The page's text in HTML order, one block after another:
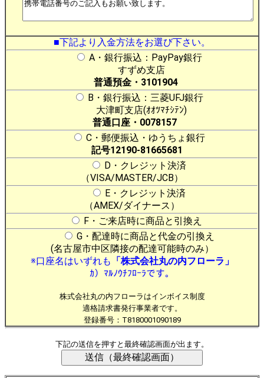
■下記より入金方法をお選び下さい。
A・銀行振込：PayPay銀行
すずめ支店
普通預金・3101904
B・銀行振込：三菱UFJ銀行
大津町支店(ｵｵﾂﾏﾁｼﾃﾝ)
普通口座・0078157
C・郵便振込・ゆうちょ銀行
記号12190-81665681
D・クレジット決済
（VISA/MASTER/JCB）
E・クレジット決済
（AMEX/ダイナース）
F・ご来店時に商品と引換え
G・配達時に商品と代金の引換え
(名古屋市中区隣接の配達可能時のみ）
※口座名はいずれも 「株式会社丸の内フローラ」
ｶ）ﾏﾙﾉｳﾁﾌﾛｰﾗです。
株式会社丸の内フローラはインボイス制度
適格請求書発行事業者です。
登録番号：T8180001090189
下記の送信を押すと最終確認画面が出ます。